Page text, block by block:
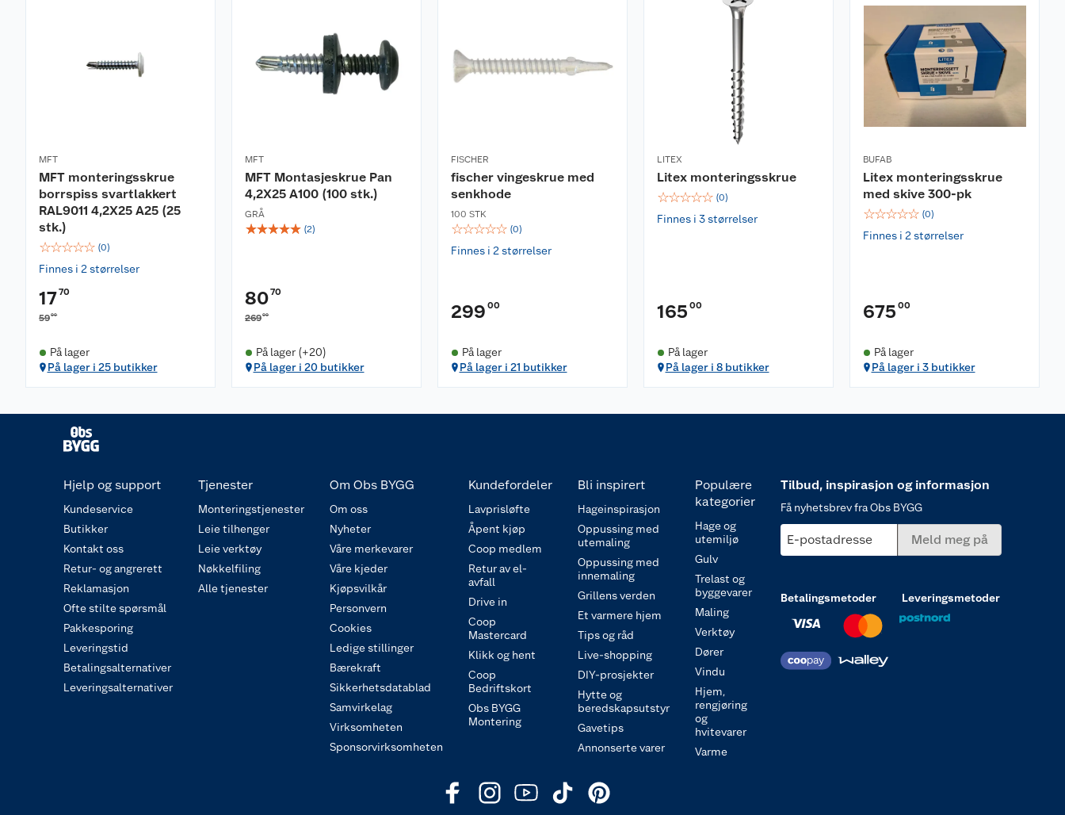
MFT
MFT monteringsskrue
borrspiss svartlakkert
RAL9011 4,2X25 A25 (25
stk.)
☆☆☆☆☆ (0)
Finnes i 2 størrelser
1770
5900
På lager
På lager i 25 butikker
MFT
MFT Montasjeskrue Pan
4,2X25 A100 (100 stk.)
GRÅ
☆☆☆☆☆ (2)
8070
26900
På lager (+20)
På lager i 20 butikker
FISCHER
fischer vingeskrue med
senkhode
100 STK
☆☆☆☆☆ (0)
Finnes i 2 størrelser
299 00
På lager
På lager i 21 butikker
LITEX
Litex monteringsskrue
☆☆☆☆☆ (0)
Finnes i 3 størrelser
165 00
På lager
På lager i 8 butikker
BUFAB
Litex monteringsskrue
med skive 300-pk
☆☆☆☆☆ (0)
Finnes i 2 størrelser
675 00
På lager
På lager i 3 butikker
Hjelp og support
Kundeservice
Butikker
Kontakt oss
Retur- og angrerett
Reklamasjon
Ofte stilte spørsmål
Pakkesporing
Leveringstid
Betalingsalternativer
Leveringsalternativer
Tjenester
Monteringstjenester
Leie tilhenger
Leie verktøy
Nøkkelfiling
Alle tjenester
Om Obs BYGG
Om oss
Nyheter
Våre merkevarer
Våre kjeder
Kjøpsvilkår
Personvern
Cookies
Ledige stillinger
Bærekraft
Sikkerhetsdatablad
Samvirkelag
Virksomheten
Sponsorvirksomheten
Kundefordeler
Lavprisløfte
Åpent kjøp
Coop medlem
Retur av el-
avfall
Drive in
Coop
Mastercard
Klikk og hent
Coop
Bedriftskort
Obs BYGG
Montering
Bli inspirert
Hageinspirasjon
Oppussing med
utemaling
Oppussing med
innemaling
Grillens verden
Et varmere hjem
Tips og råd
Live-shopping
DIY-prosjekter
Hytte og
beredskapsutstyr
Gavetips
Annonserte varer
Populære
kategorier
Hage og
utemiljø
Gulv
Trelast og
byggevarer
Maling
Verktøy
Dører
Vindu
Hjem,
rengjøring
og
hvitevarer
Varme
Tilbud, inspirasjon og informasjon
Få nyhetsbrev fra Obs BYGG
E-postadresse Meld meg på
Betalingsmetoder Leveringsmetoder